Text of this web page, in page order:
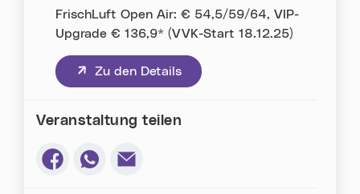
FrischLuft Open Air: € 54,5/59/64, VIP-
Upgrade € 136,9* (VVK-Start 18.12.25)
Zu den Details
(neues Fenster)
Veranstaltung teilen